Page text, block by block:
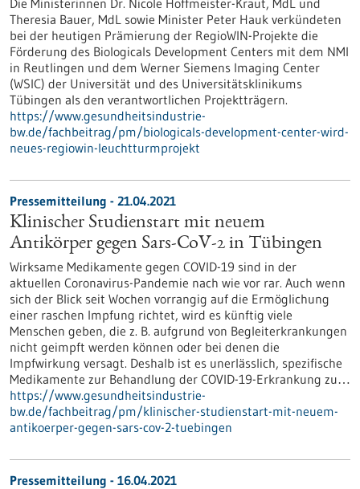
Die Ministerinnen Dr. Nicole Hoffmeister-Kraut, MdL und
Theresia Bauer, MdL sowie Minister Peter Hauk verkündeten
bei der heutigen Prämierung der RegioWIN-Projekte die
Förderung des Biologicals Development Centers mit dem NMI
in Reutlingen und dem Werner Siemens Imaging Center
(WSIC) der Universität und des Universitätsklinikums
Tübingen als den verantwortlichen Projektträgern.
https://www.gesundheitsindustrie-
bw.de/fachbeitrag/pm/biologicals-development-center-wird-
neues-regiowin-leuchtturmprojekt
Pressemitteilung - 21.04.2021
Klinischer Studienstart mit neuem
Antikörper gegen Sars-CoV-2 in Tübingen
Wirksame Medikamente gegen COVID-19 sind in der
aktuellen Coronavirus-Pandemie nach wie vor rar. Auch wenn
sich der Blick seit Wochen vorrangig auf die Ermöglichung
einer raschen Impfung richtet, wird es künftig viele
Menschen geben, die z. B. aufgrund von Begleiterkrankungen
nicht geimpft werden können oder bei denen die
Impfwirkung versagt. Deshalb ist es unerlässlich, spezifische
Medikamente zur Behandlung der COVID-19-Erkrankung zu…
https://www.gesundheitsindustrie-
bw.de/fachbeitrag/pm/klinischer-studienstart-mit-neuem-
antikoerper-gegen-sars-cov-2-tuebingen
Pressemitteilung - 16.04.2021